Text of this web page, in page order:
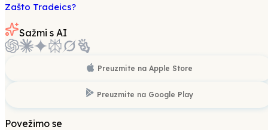
Zašto Tradeics?
Sažmi s AI
Preuzmite na Apple Store
Preuzmite na Google Play
Povežimo se